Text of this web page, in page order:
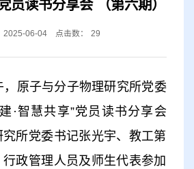
员读书分享会 （第六期）
2025-06-04 点击数： 29
，原子与分子物理研究所党委
·智慧共享”党员读书分享会
究所党委书记张光宇、教工第
政管理人员及师生代表参加